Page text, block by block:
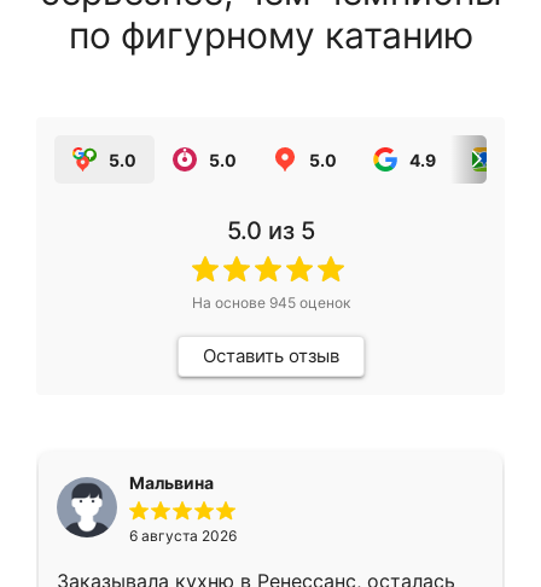
по фигурному катанию
5.0 5.0 5.0 4.9
5.0 из 5
На основе 945оценок
Оставить отзыв
Мальвина
6 августа 2026
Заказывала кухню в Ренессанс, осталась